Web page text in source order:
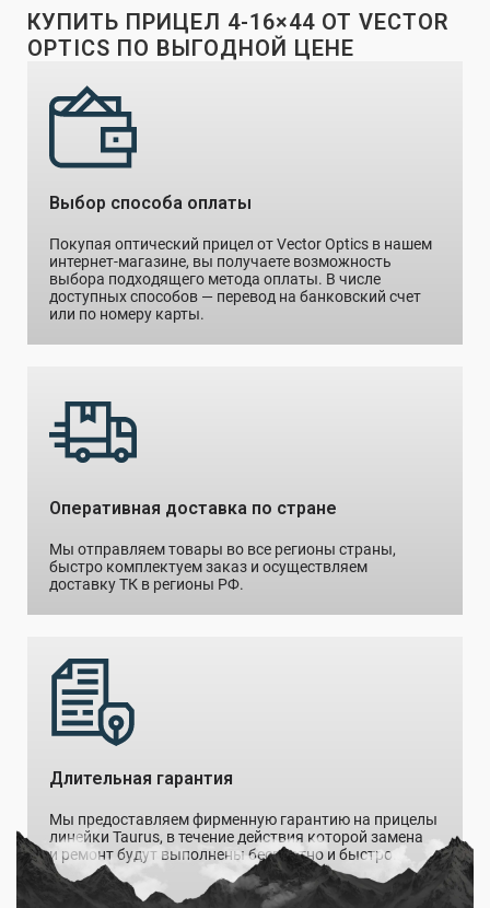
КУПИТЬ ПРИЦЕЛ 4-16×44 ОТ VECTOR
OPTICS ПО ВЫГОДНОЙ ЦЕНЕ
Выбор способа оплаты
Покупая оптический прицел от Vector Optics в нашем
интернет-магазине, вы получаете возможность
выбора подходящего метода оплаты. В числе
доступных способов — перевод на банковский счет
или по номеру карты.
Оперативная доставка по стране
Мы отправляем товары во все регионы страны,
быстро комплектуем заказ и осуществляем
доставку ТК в регионы РФ.
Длительная гарантия
Мы предоставляем фирменную гарантию на прицелы
линейки Taurus, в течение действия которой замена
и ремонт будут выполнены бесплатно и быстро.